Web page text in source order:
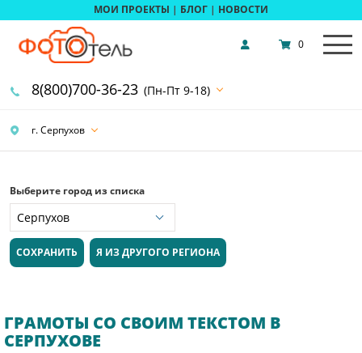
МОИ ПРОЕКТЫ | БЛОГ | НОВОСТИ
г. Серпухов
8(800)700-36-23 (Пн-Пт 9-18)
0
Выберите город из списка
СОХРАНИТЬ Я ИЗ ДРУГОГО РЕГИОНА
ГРАМОТЫ СО СВОИМ ТЕКСТОМ В
СЕРПУХОВЕ